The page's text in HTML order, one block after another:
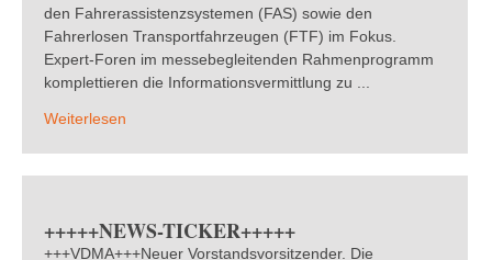
den Fahrerassistenzsystemen (FAS) sowie den
Fahrerlosen Transportfahrzeugen (FTF) im Fokus.
Expert-Foren im messebegleitenden Rahmenprogramm
komplettieren die Informationsvermittlung zu ...
Weiterlesen
+++++NEWS-TICKER+++++
+++VDMA+++Neuer Vorstandsvorsitzender. Die